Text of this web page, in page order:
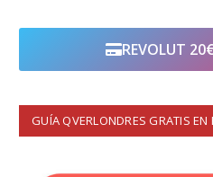
REVOLUT
GUÍA QVERLONDRES GRATIS EN